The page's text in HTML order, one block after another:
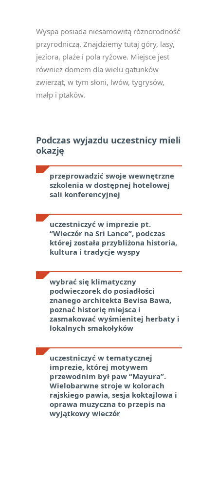
Wyspa posiada niesamowitą różnorodność
przyrodniczą. Znajdziemy tutaj góry, lasy,
jeziora, plaże i pola ryżowe. Miejsce jest
również domem dla wielu gatunków
zwierząt, w tym słoni, lwów, tygrysów,
małp i ptaków.
Podczas wyjazdu uczestnicy mieli
okazję
przeprowadzić swoje wewnętrzne
szkolenia w dostępnej hotelowej
sali konferencyjnej
uczestniczyć w imprezie pt.
“Wieczór na Sri Lance”, podczas
której została przybliżona historia,
kultura i tradycje wyspy
wybrać się klimatyczny
podwieczorek do posiadłości
znanego architekta Bevisa Bawa,
poznać historię miejsca i
zasmakować wyśmienitej herbaty i
lokalnych smakołyków
uczestniczyć w tematycznej
imprezie, której motywem
przewodnim był paw “Mayura”.
Wielobarwne stroje w kolorach
rajskiego pawia, sesja koktajlowa i
oprawa muzyczna to przepis na
wyjątkowy wieczór